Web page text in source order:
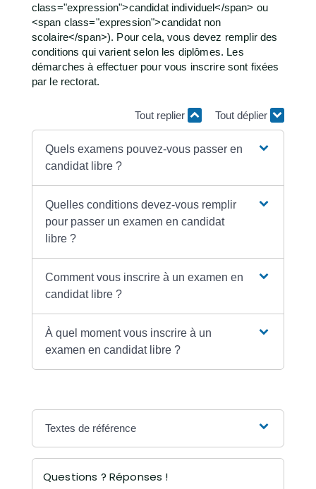
class="expression">candidat individuel</span> ou
<span class="expression">candidat non
scolaire</span>). Pour cela, vous devez remplir des
conditions qui varient selon les diplômes. Les
démarches à effectuer pour vous inscrire sont fixées
par le rectorat.
Tout replier Tout déplier
Quels examens pouvez-vous passer en
candidat libre ?
Quelles conditions devez-vous remplir
pour passer un examen en candidat
libre ?
Comment vous inscrire à un examen en
candidat libre ?
À quel moment vous inscrire à un
examen en candidat libre ?
Textes de référence
Questions ? Réponses !